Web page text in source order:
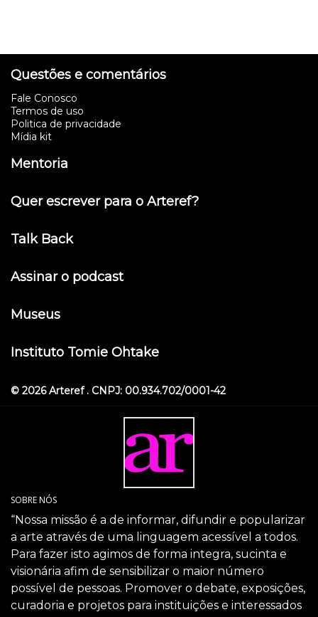
Questões e comentários
Fale Conosco
Termos de uso
Politica de privacidade
Mídia kit
Mentoria
Quer escrever para o Arteref?
Talk Back
Assinar o podcast
Museus
Instituto Tomie Ohtake
© 2026 Arteref . CNPJ: 00.934.702/0001-42
SOBRE NÓS
“Nossa missão é a de informar, difundir e popularizar
a arte através de uma linguagem acessível a todos.
Para fazer isto agimos de forma integra, sucinta e
visionária afim de sensibilizar o maior número
possível de pessoas. Promover o debate, exposições,
curadoria e projetos para instituições e interessados